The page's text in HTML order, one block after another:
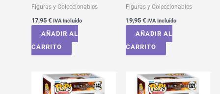
Figuras y Coleccionables
17,95 € IVA Incluído
AÑADIR AL
CARRITO
Figuras y Coleccionables
19,95 € IVA Incluído
AÑADIR AL
CARRITO